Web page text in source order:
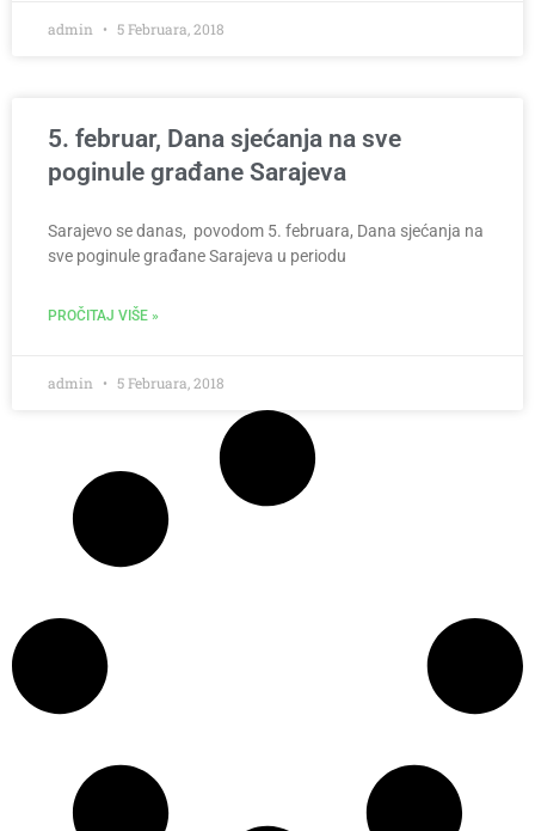
admin 5 Februara, 2018
5. februar, Dana sjećanja na sve
poginule građane Sarajeva
Sarajevo se danas, povodom 5. februara, Dana sjećanja na
sve poginule građane Sarajeva u periodu
PROČITAJ VIŠE »
admin 5 Februara, 2018